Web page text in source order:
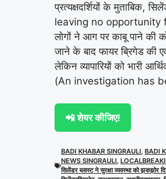
प्रत्यक्षदर्शियों के मुताबिक,
leaving no opportunity
लोगों ने आग पर काबू पाने
जाने के बाद फायर ब्रिगेड
लेकिन व्यापारियों को
(An investigation has
📲 शेयर कीजिए!
BADI KHABAR SINGRAULI, BADI
NEWS SINGRAULI,
सिलेंडर ब्लास्ट ने सुरक्षा व्यवस्था को